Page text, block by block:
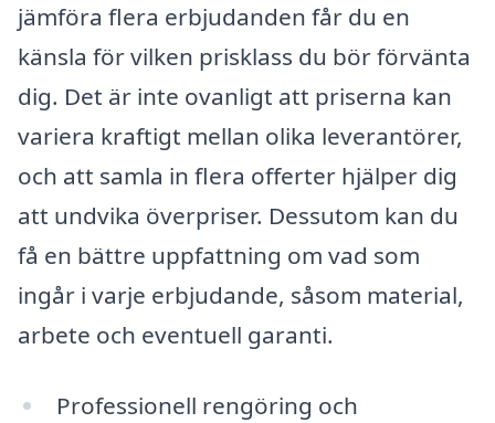
jämföra flera erbjudanden får du en
känsla för vilken prisklass du bör förvänta
dig. Det är inte ovanligt att priserna kan
variera kraftigt mellan olika leverantörer,
och att samla in flera offerter hjälper dig
att undvika överpriser. Dessutom kan du
få en bättre uppfattning om vad som
ingår i varje erbjudande, såsom material,
arbete och eventuell garanti.
Professionell rengöring och